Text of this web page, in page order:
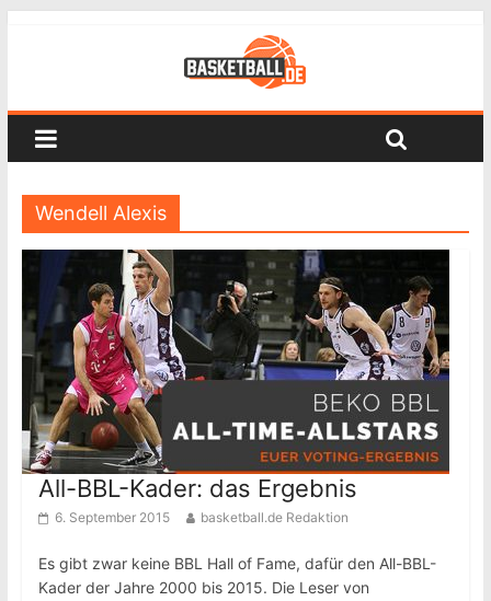
Wendell Alexis
All-BBL-Kader: das Ergebnis
6. September 2015 basketball.de Redaktion
Es gibt zwar keine BBL Hall of Fame, dafür den All-BBL-
Kader der Jahre 2000 bis 2015. Die Leser von